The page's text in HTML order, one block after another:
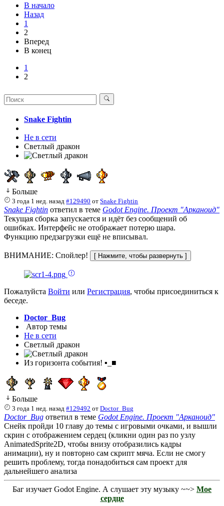
В начало
Назад
1
2
Вперед
В конец
1
2
Snake Fightin
Не в сети
Светлый дракон
Больше
3 года 1 нед. назад #129490 отSnake Fightin
Snake Fightin ответил в теме Godot Engine. Проект "Арканоид"
Текущая сборка запускается и идёт без сообщений об
ошибках. Интерфейс не отображает потерю шара.
Функцию предзагрузки ещё не вписывал.
ВНИМАНИЕ: Спойлер!
Пожалуйста Войти или Регистрация, чтобы присоединиться к
беседе.
Doctor_Bug
Автор темы
Не в сети
Светлый дракон
Из горизонта события! ▪_■
Больше
3 года 1 нед. назад #129492 отDoctor_Bug
Doctor_Bug ответил в теме Godot Engine. Проект "Арканоид"
Снейк пройди 10 главу до темы с игровыми очками, и вышли
скрин с отображением сердец (кликни один раз по узлу
AnimatedSprite2D, чтобы внизу отобразились кадры
анимации), ну и повторно сам скрипт мяча. Если не смогу
решить проблему, тогда понадобиться сам проект для
дальнейшего анализа
Баг изучает Godot Engine. А слушает эту музыку ~~> Мое
сердце